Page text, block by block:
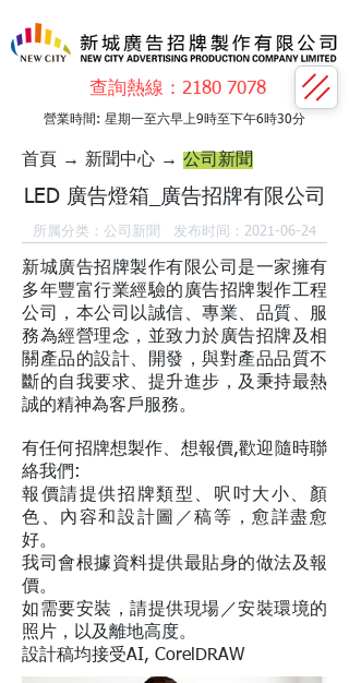
查詢熱線：2180 7078​​
營業時間: 星期一至六早上9時至下午6時30分
首頁 → 新聞中心 → 公司新聞
LED 廣告燈箱_廣告招牌有限公司
所属分类：公司新聞 发布时间：2021-06-24
新城廣告招牌製作有限公司是一家擁有
多年豐富行業經驗的廣告招牌製作工程
公司，本公司以誠信、專業、品質、服
務為經營理念，並致力於廣告招牌及相
關產品的設計、開發，與對產品品質不
斷的自我要求、提升進步，及秉持最熱
誠的精神為客戶服務。
有任何招牌想製作、想報價,歡迎隨時聯
絡我們:
報價請提供招牌類型、呎吋大小、顏
色、內容和設計圖／稿等，愈詳盡愈
好。
我司會根據資料提供最貼身的做法及報
價。
如需要安裝，請提供現場／安裝環境的
照片，以及離地高度。
設計稿均接受AI, CorelDRAW